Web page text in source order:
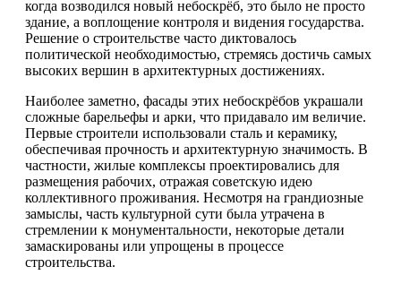
когда возводился новый небоскрёб, это было не просто
здание, а воплощение контроля и видения государства.
Решение о строительстве часто диктовалось
политической необходимостью, стремясь достичь самых
высоких вершин в архитектурных достижениях.
Наиболее заметно, фасады этих небоскрёбов украшали
сложные барельефы и арки, что придавало им величие.
Первые строители использовали сталь и керамику,
обеспечивая прочность и архитектурную значимость. В
частности, жилые комплексы проектировались для
размещения рабочих, отражая советскую идею
коллективного проживания. Несмотря на грандиозные
замыслы, часть культурной сути была утрачена в
стремлении к монументальности, некоторые детали
замаскированы или упрощены в процессе
строительства.